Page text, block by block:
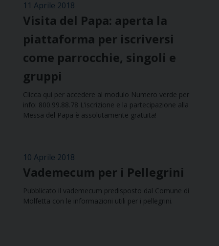
11 Aprile 2018
Visita del Papa: aperta la
piattaforma per iscriversi
come parrocchie, singoli e
gruppi
Clicca qui per accedere al modulo Numero verde per
info: 800.99.88.78 L’iscrizione e la partecipazione alla
Messa del Papa è assolutamente gratuita!
10 Aprile 2018
Vademecum per i Pellegrini
Pubblicato il vademecum predisposto dal Comune di
Molfetta con le informazioni utili per i pellegrini.